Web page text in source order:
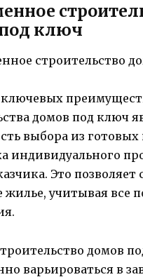
ключ
домов под ключ
выбора из готовых
индивидуального
Это позволяет
жилье, учитывая все
домов
варьироваться в